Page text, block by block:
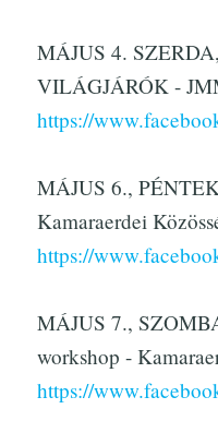
MÁJUS 4.
VILÁGJÁRÓK -
https://
MÁJUS 6.,
Kamaraerdei
https://
MÁJUS 7.,
workshop -
https://